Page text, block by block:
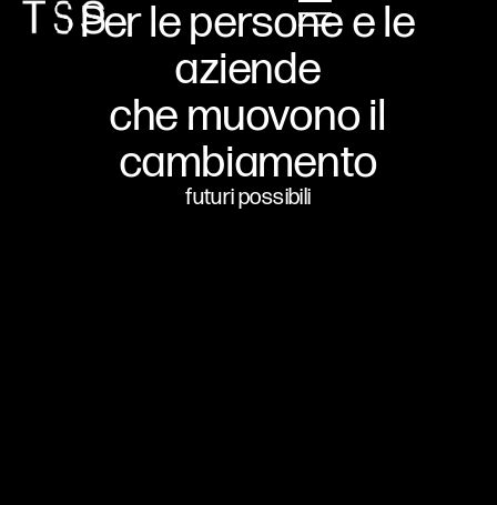
Per le persone e le
aziende
che muovono il
cambiamento
futuri possibili